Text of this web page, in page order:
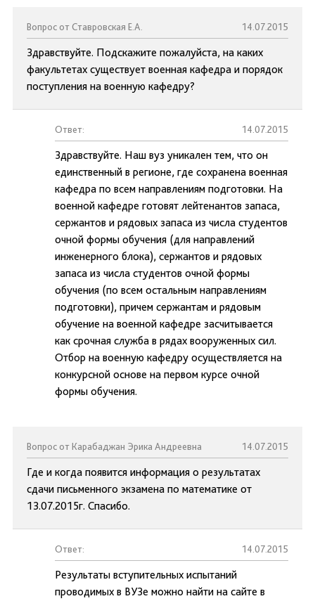
Вопрос от Ставровская Е.А. 14.07.2015
Здравствуйте. Подскажите пожалуйста, на каких
факультетах существует военная кафедра и порядок
поступления на военную кафедру?
Ответ: 14.07.2015
Здравствуйте. Наш вуз уникален тем, что он
единственный в регионе, где сохранена военная
кафедра по всем направлениям подготовки. На
военной кафедре готовят лейтенантов запаса,
сержантов и рядовых запаса из числа студентов
очной формы обучения (для направлений
инженерного блока), сержантов и рядовых
запаса из числа студентов очной формы
обучения (по всем остальным направлениям
подготовки), причем сержантам и рядовым
обучение на военной кафедре засчитывается
как срочная служба в рядах вооруженных сил.
Отбор на военную кафедру осуществляется на
конкурсной основе на первом курсе очной
формы обучения.
Вопрос от Карабаджан Эрика Андреевна 14.07.2015
Где и когда появится информация о результатах
сдачи письменного экзамена по математике от
13.07.2015г. Спасибо.
Ответ: 14.07.2015
Результаты вступительных испытаний
проводимых в ВУЗе можно найти на сайте в